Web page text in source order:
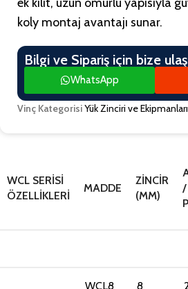
koly montaj avantajı sunar.
Bilgi ve Sipariş için bize
WhatsApp
Vinç KategorisiYük Zinciri ve Ekipmanları
WCL SERISI
ÖZELLIKLERI
MADDE
ZINCIR
(MM)
/
WCL8 8